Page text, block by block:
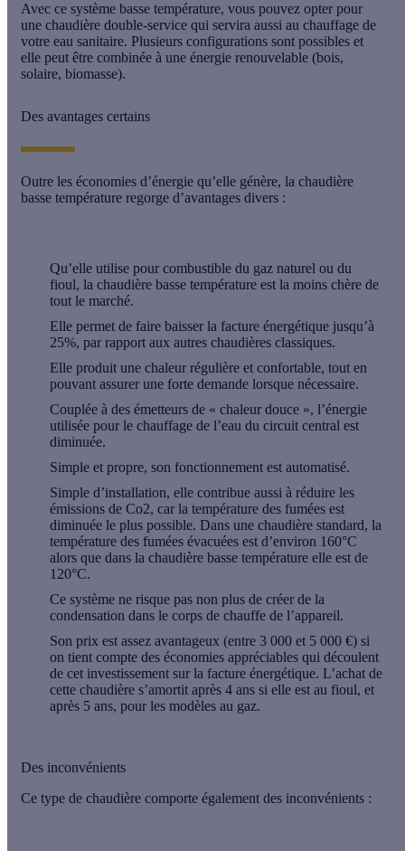
Avec ce système basse température, vous pouvez opter pour
une chaudière double-service qui servira aussi au chauffage de
votre eau sanitaire. Plusieurs configurations sont possibles et
elle peut être combinée à une énergie renouvelable (bois,
solaire, biomasse).
Des avantages certains
Outre les économies d’énergie qu’elle génère, la chaudière
basse température regorge d’avantages divers :
Qu’elle utilise pour combustible du gaz naturel ou du
fioul, la chaudière basse température est la moins chère de
tout le marché.
Elle permet de faire baisser la facture énergétique jusqu’à
25%, par rapport aux autres chaudières classiques.
Elle produit une chaleur régulière et confortable, tout en
pouvant assurer une forte demande lorsque nécessaire.
Couplée à des émetteurs de « chaleur douce », l’énergie
utilisée pour le chauffage de l’eau du circuit central est
diminuée.
Simple et propre, son fonctionnement est automatisé.
Simple d’installation, elle contribue aussi à réduire les
émissions de Co2, car la température des fumées est
diminuée le plus possible. Dans une chaudière standard, la
température des fumées évacuées est d’environ 160°C
alors que dans la chaudière basse température elle est de
120°C.
Ce système ne risque pas non plus de créer de la
condensation dans le corps de chauffe de l’appareil.
Son prix est assez avantageux (entre 3 000 et 5 000 €) si
on tient compte des économies appréciables qui découlent
de cet investissement sur la facture énergétique. L’achat de
cette chaudière s’amortit après 4 ans si elle est au fioul, et
après 5 ans, pour les modèles au gaz.
Des inconvénients
Ce type de chaudière comporte également des inconvénients :